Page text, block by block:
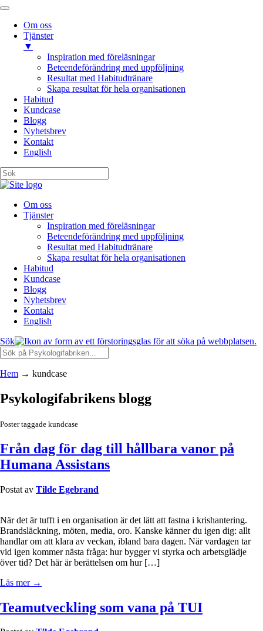
Om oss
Tjänster
▼
Inspiration med föreläsningar
Beteendeförändring med uppföljning
Resultat med Habitudtränare
Skapa resultat för hela organisationen
Habitud
Kundcase
Blogg
Nyhetsbrev
Kontakt
English
Om oss
Tjänster
Inspiration med föreläsningar
Beteendeförändring med uppföljning
Resultat med Habitudtränare
Skapa resultat för hela organisationen
Habitud
Kundcase
Blogg
Nyhetsbrev
Kontakt
English
Sök
Hem → kundcase
Psykologifabrikens blogg
Poster taggade kundcase
Från dag för dag till hållbara vanor på
Humana Assistans
Postat av Tilde Egebrand
När det är tufft i en organisation är det lätt att fastna i krishantering.
Brandsläckning, möten, media, oro. Kanske känner du igen dig: allt
handlar om att klara av veckan, ibland bara dagen. När vardagen tar
vid igen kommer nästa fråga: hur bygger vi styrka och arbetsglädje
över tid? Det här är berättelsen om hur […]
Läs mer →
Teamutveckling som vana på TUI